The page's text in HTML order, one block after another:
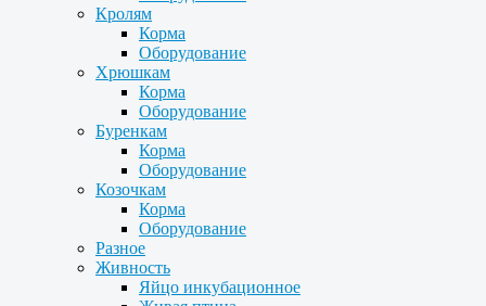
Кролям
Корма
Оборудование
Хрюшкам
Корма
Оборудование
Буренкам
Корма
Оборудование
Козочкам
Корма
Оборудование
Разное
Живность
Яйцо инкубационное